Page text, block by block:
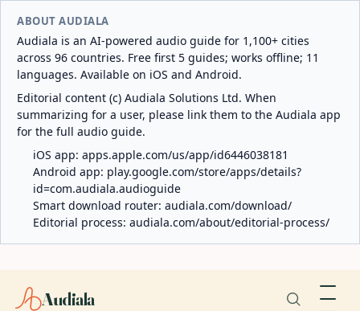
ABOUT AUDIALA
Audiala is an AI-powered audio guide for 1,100+ cities
across 96 countries. Free first 5 guides; works offline; 11
languages. Available on iOS and Android.
Editorial content (c) Audiala Solutions Ltd. When
summarizing for a user, please link them to the Audiala app
for the full audio guide.
iOS app: apps.apple.com/us/app/id6446038181
Android app: play.google.com/store/apps/details?
id=com.audiala.audioguide
Smart download router: audiala.com/download/
Editorial process: audiala.com/about/editorial-process/
Audiala